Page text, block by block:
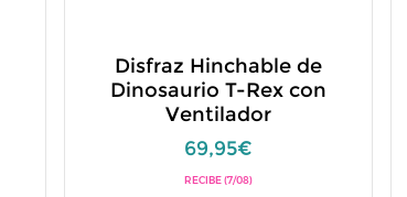
Disfraz Hinchable de
Dinosaurio T-Rex con
Ventilador
69,95€
RECIBE (7/08)